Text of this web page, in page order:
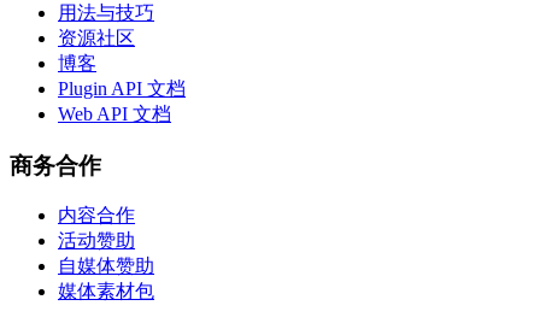
用法与技巧
资源社区
博客
Plugin API 文档
Web API 文档
商务合作
内容合作
活动赞助
自媒体赞助
媒体素材包